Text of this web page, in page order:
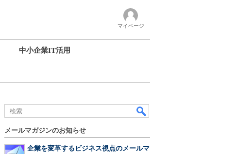
マイページ
中小企業IT活用
メールマガジンのお知らせ
企業を変革するビジネス視点のメールマ